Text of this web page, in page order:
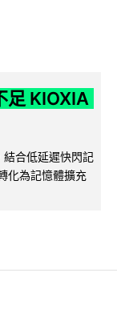
足 KIOXIA
結合低延遲快閃記
化為記憶體擴充